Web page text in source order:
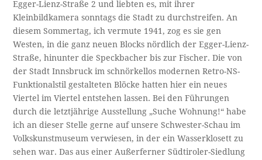
Egger-Lienz-Straße 2 und liebten es, mit ihrer
Kleinbildkamera sonntags die Stadt zu durchstreifen. An
diesem Sommertag, ich vermute 1941, zog es sie gen
Westen, in die ganz neuen Blocks nördlich der Egger-Lienz-
Straße, hinunter die Speckbacher bis zur Fischer. Die von
der Stadt Innsbruck im schnörkellos modernen Retro-NS-
Funktionalstil gestalteten Blöcke hatten hier ein neues
Viertel im Viertel entstehen lassen. Bei den Führungen
durch die letztjährige Ausstellung „Suche Wohnung!“ habe
ich an dieser Stelle gerne auf unsere Schwester-Schau im
Volkskunstmuseum verwiesen, in der ein Wasserklosett zu
sehen war. Das aus einer Außerferner Südtiroler-Siedlung